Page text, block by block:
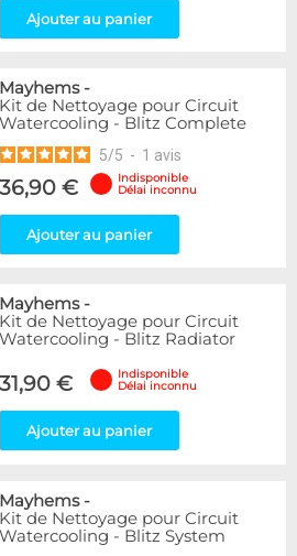
Ajouter au panier
Mayhems-
Kit de Nettoyage pour Circuit
Watercooling - Blitz Complete
5/5 - 1 avis
36,90 €
Indisponible
Délai inconnu
Ajouter au panier
Mayhems-
Kit de Nettoyage pour Circuit
Watercooling - Blitz Radiator
31,90 €
Indisponible
Délai inconnu
Ajouter au panier
Mayhems-
Kit de Nettoyage pour Circuit
Watercooling - Blitz System